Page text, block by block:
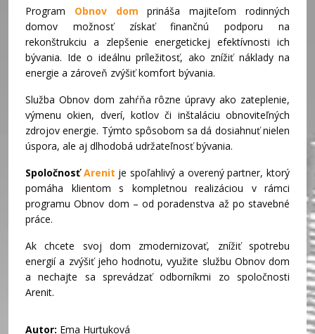
Program Obnov domprináša majiteľom rodinných
domov možnosť získať finančnú podporu na
rekonštrukciu a zlepšenie energetickej efektívnosti ich
bývania. Ide o ideálnu príležitosť, ako znížiť náklady na
energie a zároveň zvýšiť komfort bývania.
Služba Obnov dom zahŕňa rôzne úpravy ako zateplenie,
výmenu okien, dverí, kotlov či inštaláciu obnoviteľných
zdrojov energie. Týmto spôsobom sa dá dosiahnuť nielen
úspora, ale aj dlhodobá udržateľnosť bývania.
SpoločnosťArenit je spoľahlivý a overený partner, ktorý
pomáha klientom s kompletnou realizáciou v rámci
programu Obnov dom – od poradenstva až po stavebné
práce.
Ak chcete svoj dom zmodernizovať, znížiť spotrebu
energií a zvýšiť jeho hodnotu, využite službu Obnov dom
a nechajte sa sprevádzať odborníkmi zo spoločnosti
Arenit.
Autor: Ema Hurtuková